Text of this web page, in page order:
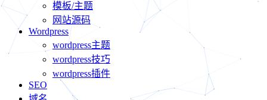
模板/主题
网站源码
Wordpress
wordpress主题
wordpress技巧
wordpress插件
SEO